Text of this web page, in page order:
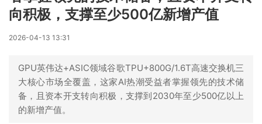
向积极，支撑至少500亿新增产值
2026-04-13 13:31
GPU英伟达+ASIC领域谷歌TPU+800G/1.6T高速交换机三
大核心市场全覆盖，这家AI热潮受益者掌握领先的技术储
备，且资本开支转向积极，支撑到2030年至少500亿以上
的新增产值。